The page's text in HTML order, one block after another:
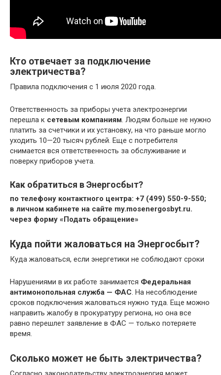
Кто отвечает за подключение
электричества?
Правила подключения с 1 июля 2020 года.
Ответственность за приборы учета электроэнергии
перешла к сетевым компаниям. Людям больше не нужно
платить за счетчики и их установку, на что раньше могло
уходить 10—20 тысяч рублей. Еще с потребителя
снимается вся ответственность за обслуживание и
поверку приборов учета.
Как обратиться в Энергосбыт?
по телефону контактного центра: +7 (499) 550-9-550;
в личном кабинете на сайте my.mosenergosbyt.ru.
через форму «Подать обращение»
Куда пойти жаловаться на Энергосбыт?
Куда жаловаться, если энергетики не соблюдают сроки
Нарушениями в их работе занимается Федеральная
антимонопольная служба — ФАС. На несоблюдение
сроков подключения жаловаться нужно туда. Еще можно
направить жалобу в прокуратуру региона, но она все
равно перешлет заявление в ФАС — только потеряете
время.
Сколько может не быть электричества?